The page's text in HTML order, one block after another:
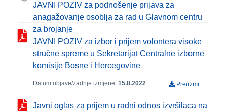
JAVNI POZIV za podnošenje prijava za
anagažovanje osoblja za rad u Glavnom centru
za brojanje
JAVNI POZIV za izbor i prijem volontera visoke
stručne spreme u Sekretarijat Centralne izborne
komisije Bosne i Hercegovine
Datum objave/zadnje izmjene: 15.8.2022 Preuzmi
Javni oglas za prijem u radni odnos izvršilaca na